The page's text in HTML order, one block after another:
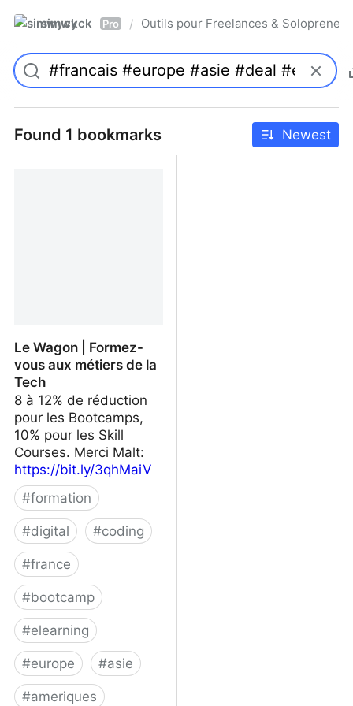
simwyck Pro / Outils pour Freelances &
Found 1 bookmarks Newest
Le Wagon | Formez-
vous aux métiers de la
Tech
8 à 12% de réduction
pour les Bootcamps,
10% pour les Skill
Courses. Merci Malt:
https://bit.ly/3qhMaiV
#formation
#digital #coding
#france
#bootcamp
#elearning
#europe #asie
#ameriques